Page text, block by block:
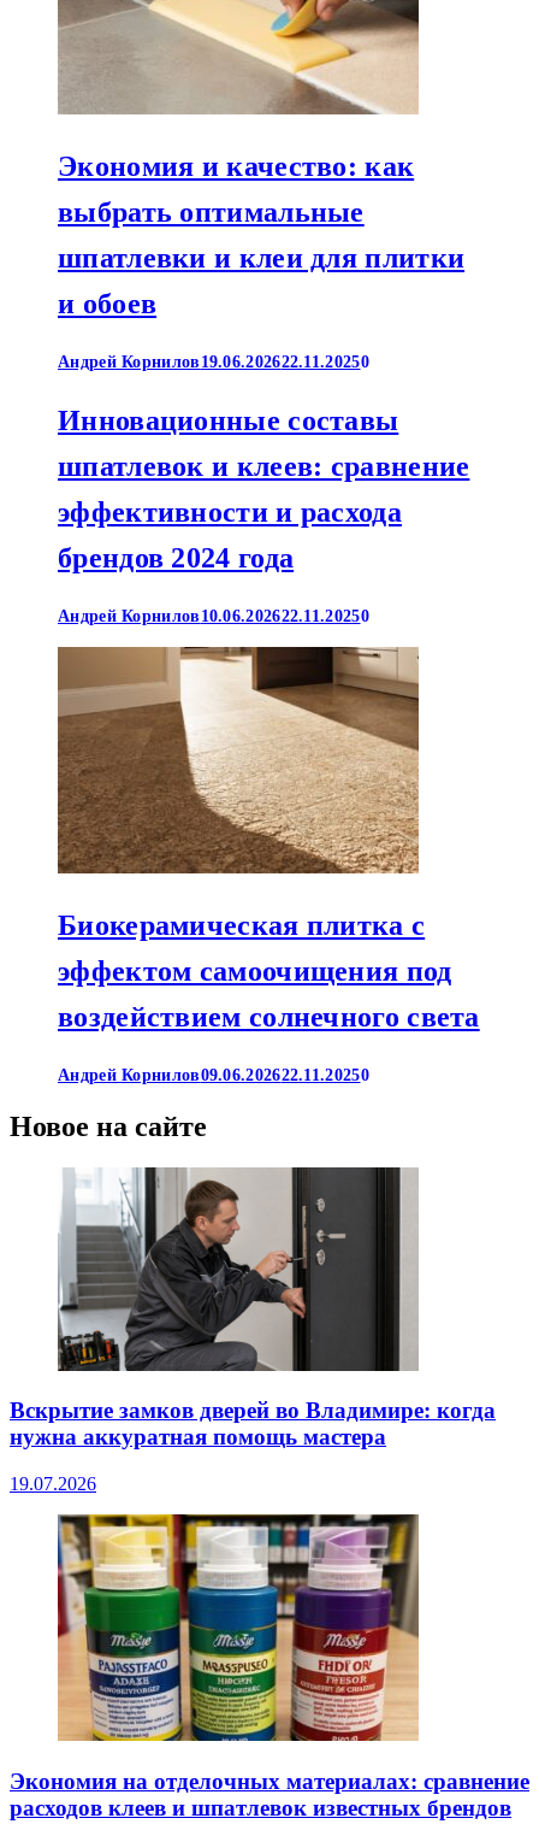
Экономия и качество: как
выбрать оптимальные
шпатлевки и клеи для плитки
и обоев
Андрей Корнилов 19.06.202622.11.20250
Инновационные составы
шпатлевок и клеев: сравнение
эффективности и расхода
брендов 2024 года
Андрей Корнилов 10.06.202622.11.20250
Биокерамическая плитка с
эффектом самоочищения под
воздействием солнечного света
Андрей Корнилов09.06.202622.11.20250
Новое на сайте
Вскрытие замков дверей во Владимире: когда
нужна аккуратная помощь мастера
19.07.2026
Экономия на отделочных материалах: сравнение
расходов клеев и шпатлевок известных брендов